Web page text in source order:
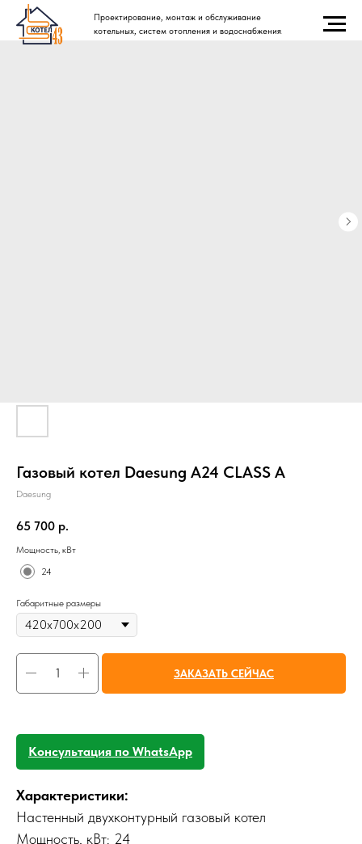
Проектирование, монтаж и обслуживание
котельных, систем отопления и водоснабжения.
Газовый котел Daesung A24 CLASS A
Daesung
65 700 р.
Мощность, кВт
24
Габаритные размеры
ЗАКАЗАТЬ СЕЙЧАС
Консультация по WhatsApp
Характеристики:
Настенный двухконтурный газовый котел
Мощность, кВт: 24